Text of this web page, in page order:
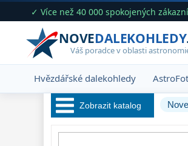
✓ Více než 40 000 spokojených
NOVEDALEKOHLEDY
Váš poradce v oblasti
Hvězdářské dalekohledy
Zobrazit katalog